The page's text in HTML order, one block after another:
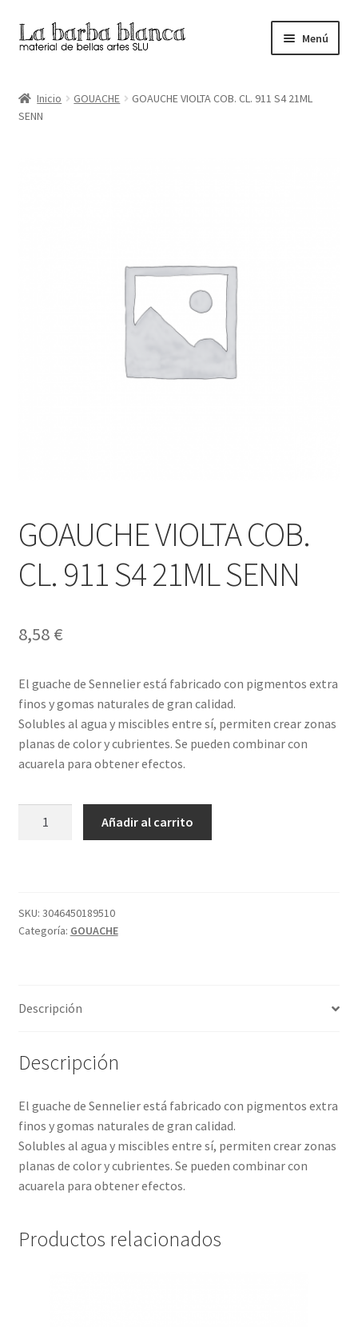
Ir
a
navegación
Ir
al
Menú
Carrito
Inicio GOUACHE
GOAUCHE VIOLTA COB. CL. 911 S4 21ML
SENN
GOAUCHE VIOLTA COB.
CL. 911 S4 21ML SENN
8,58 €
El guache de Sennelier está fabricado con pigmentos extra
finos y gomas naturales de gran calidad.
Solubles al agua y miscibles entre sí, permiten crear zonas
planas de color y cubrientes. Se pueden combinar con
acuarela para obtener efectos.
S4
21ML
Añadir al carrito
SKU: 3046450189510
Categoría: GOUACHE
Descripción
Descripción
El guache de Sennelier está fabricado con pigmentos extra
finos y gomas naturales de gran calidad.
Solubles al agua y miscibles entre sí, permiten crear zonas
planas de color y cubrientes. Se pueden combinar con
acuarela para obtener efectos.
Productos relacionados